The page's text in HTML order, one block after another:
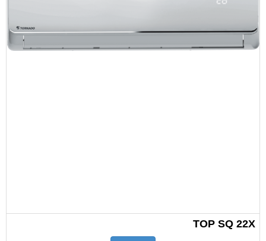
TOP SQ 22X